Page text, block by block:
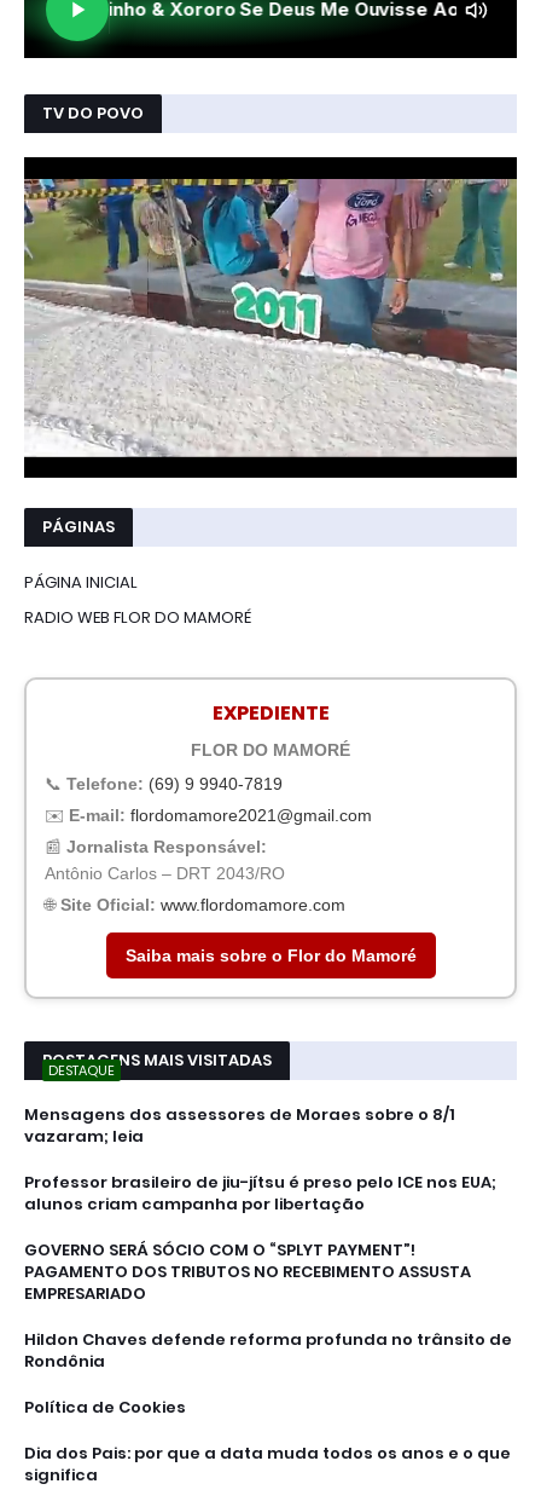
TV DO POVO
PÁGINAS
PÁGINA INICIAL
RADIO WEB FLOR DO MAMORÉ
EXPEDIENTE
FLOR DO MAMORÉ
📞 Telefone: (69) 9 9940-7819
✉️ E-mail: flordomamore2021@gmail.com
📰 Jornalista Responsável:
Antônio Carlos – DRT 2043/RO
🌐Site Oficial: www.flordomamore.com
Saiba mais sobre o Flor do Mamoré
POSTAGENS MAIS VISITADAS
DESTAQUE
Mensagens dos assessores de Moraes sobre o 8/1
vazaram; leia
Professor brasileiro de jiu-jítsu é preso pelo ICE nos EUA;
alunos criam campanha por libertação
GOVERNO SERÁ SÓCIO COM O “SPLYT PAYMENT”!
PAGAMENTO DOS TRIBUTOS NO RECEBIMENTO ASSUSTA
EMPRESARIADO
Hildon Chaves defende reforma profunda no trânsito de
Rondônia
Política de Cookies
Dia dos Pais: por que a data muda todos os anos e o que
significa